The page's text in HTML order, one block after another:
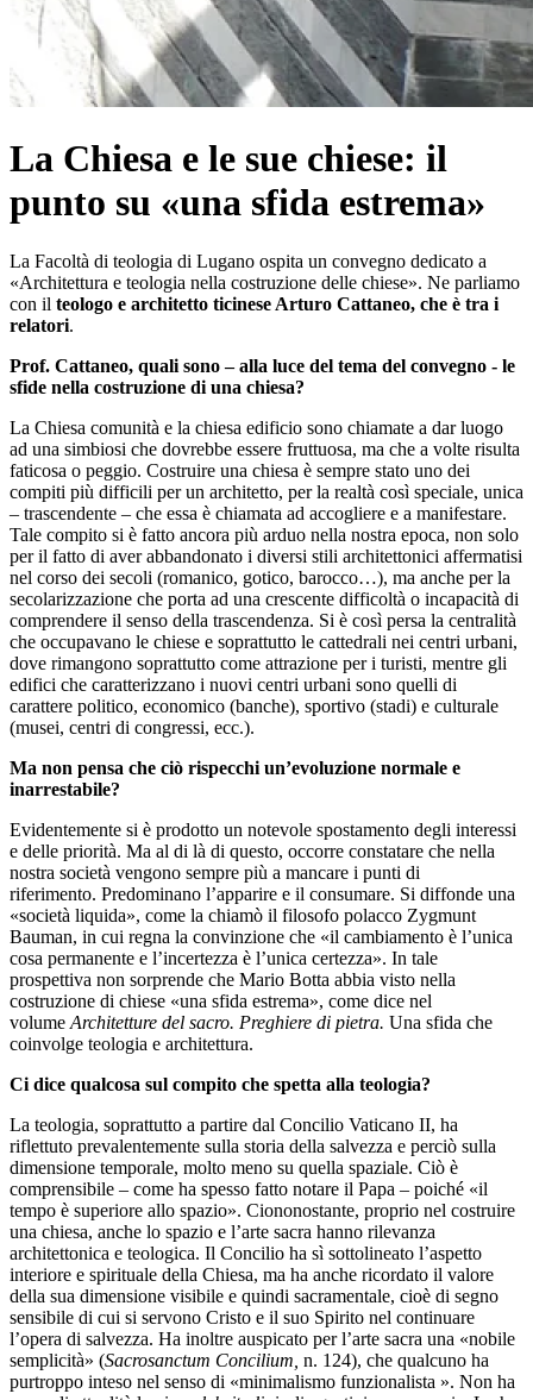
La Chiesa e le sue chiese: il
punto su «una sfida estrema»
La Facoltà di teologia di Lugano ospita un convegno dedicato a
«Architettura e teologia nella costruzione delle chiese». Ne parliamo
con il teologo e architetto ticinese Arturo Cattaneo, che è tra i
relatori.
Prof. Cattaneo, quali sono – alla luce del tema del convegno - le
sfide nella costruzione di una chiesa?
La Chiesa comunità e la chiesa edificio sono chiamate a dar luogo
ad una simbiosi che dovrebbe essere fruttuosa, ma che a volte risulta
faticosa o peggio. Costruire una chiesa è sempre stato uno dei
compiti più difficili per un architetto, per la realtà così speciale, unica
– trascendente – che essa è chiamata ad accogliere e a manifestare.
Tale compito si è fatto ancora più arduo nella nostra epoca, non solo
per il fatto di aver abbandonato i diversi stili architettonici affermatisi
nel corso dei secoli (romanico, gotico, barocco…), ma anche per la
secolarizzazione che porta ad una crescente difficoltà o incapacità di
comprendere il senso della trascendenza. Si è così persa la centralità
che occupavano le chiese e soprattutto le cattedrali nei centri urbani,
dove rimangono soprattutto come attrazione per i turisti, mentre gli
edifici che caratterizzano i nuovi centri urbani sono quelli di
carattere politico, economico (banche), sportivo (stadi) e culturale
(musei, centri di congressi, ecc.).
Ma non pensa che ciò rispecchi un’evoluzione normale e
inarrestabile?
Evidentemente si è prodotto un notevole spostamento degli interessi
e delle priorità. Ma al di là di questo, occorre constatare che nella
nostra società vengono sempre più a mancare i punti di
riferimento. Predominano l’apparire e il consumare. Si diffonde una
«società liquida», come la chiamò il filosofo polacco Zygmunt
Bauman, in cui regna la convinzione che «il cambiamento è l’unica
cosa permanente e l’incertezza è l’unica certezza». In tale
prospettiva non sorprende che Mario Botta abbia visto nella
costruzione di chiese «una sfida estrema», come dice nel
volume Architetture del sacro. Preghiere di pietra. Una sfida che
coinvolge teologia e architettura.
Ci dice qualcosa sul compito che spetta alla teologia?
La teologia, soprattutto a partire dal Concilio Vaticano II, ha
riflettuto prevalentemente sulla storia della salvezza e perciò sulla
dimensione temporale, molto meno su quella spaziale. Ciò è
comprensibile – come ha spesso fatto notare il Papa – poiché «il
tempo è superiore allo spazio». Ciononostante, proprio nel costruire
una chiesa, anche lo spazio e l’arte sacra hanno rilevanza
architettonica e teologica. Il Concilio ha sì sottolineato l’aspetto
interiore e spirituale della Chiesa, ma ha anche ricordato il valore
della sua dimensione visibile e quindi sacramentale, cioè di segno
sensibile di cui si servono Cristo e il suo Spirito nel continuare
l’opera di salvezza. Ha inoltre auspicato per l’arte sacra una «nobile
semplicità» (Sacrosanctum Concilium, n. 124), che qualcuno ha
purtroppo inteso nel senso di «minimalismo funzionalista ». Non ha